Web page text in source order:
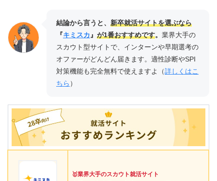
結論から言うと、 新卒就活サイトを選ぶなら
『キミスカ』 が1番おすすめです。 業界大手の
スカウト型サイトで、インターンや早期選考の
オファーがどんどん届きます。適性診断やSPI
対策機能も完全無料で使えますよ（詳しくはこ
ちら ）
🥇業界大手のスカウト就活サイト